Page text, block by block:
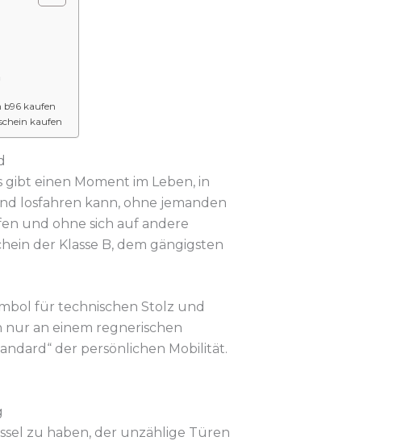
b96 kaufen
kaufen
gibt einen Moment im Leben, in
losfahren kann, ohne jemanden
und ohne sich auf andere
der Klasse B, dem gängigsten
für technischen Stolz und
nur an einem regnerischen
der persönlichen Mobilität.
zu haben, der unzählige Türen